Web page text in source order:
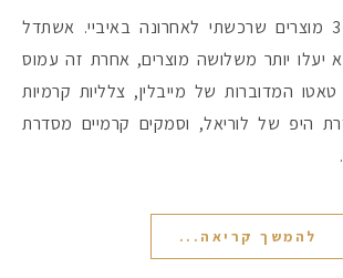
יעלו יותר משלושה מוצרים, אחרת זה עמוס
טאטו המדוברות של מייבלין, צלליות קרמיות
היפ של לוריאל, וסמקים קרמיים מסדרת
להמשך קריאה...